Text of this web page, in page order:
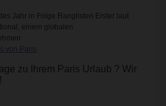
Jahr in Folge Ranglisten Erster laut
einem globalen
von Paris
zu Ihrem Paris Urlaub ? Wir